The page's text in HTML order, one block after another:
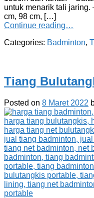
untuk menarik tali jaring.
cm, 98 cm, […]
Continue reading…
Categories: Badminton,
Tiang
Posted on 8 Maret 2022